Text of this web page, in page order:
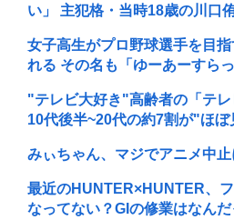
い」 主犯格・当時18歳の川口
女子高生がプロ野球選手を目
れる その名も「ゆーあーすらっ
"テレビ大好き"高齢者の「テ
10代後半~20代の約7割が"ほ
みぃちゃん、マジでアニメ中止
最近のHUNTER×HUNTER、
なってない？GIの修業はなんだ